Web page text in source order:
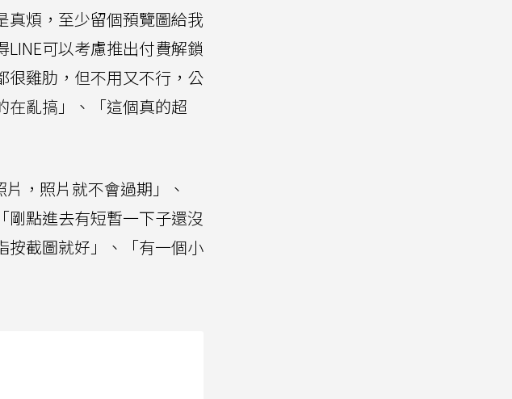
真煩，至少留個預覽圖給我
可以考慮推出付費解鎖
很雞肋，但不用又不行，公
在亂搞」、「這個真的超
，照片就不會過期」、
剛點進去有短暫一下子還沒
按截圖就好」、「有一個小